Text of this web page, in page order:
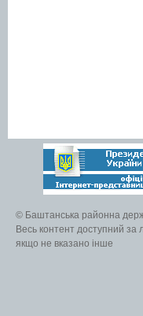
© Баштанська районна
Весь контент доступний за
якщо не вказано інше